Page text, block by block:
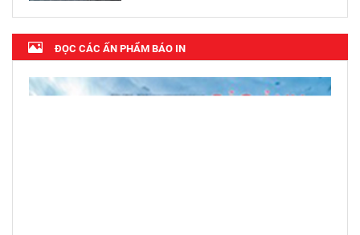
ĐỌC CÁC ẤN PHẨM BÁO IN